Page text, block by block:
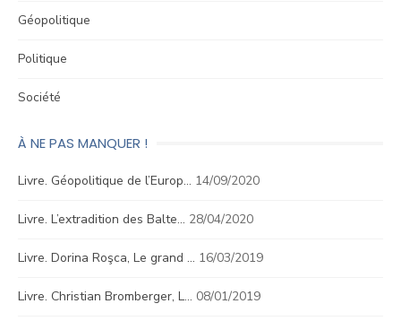
Géopolitique
Politique
Société
À NE PAS MANQUER !
Livre. Géopolitique de l’Europ… 14/09/2020
Livre. L’extradition des Balte… 28/04/2020
Livre. Dorina Roşca, Le grand … 16/03/2019
Livre. Christian Bromberger, L… 08/01/2019